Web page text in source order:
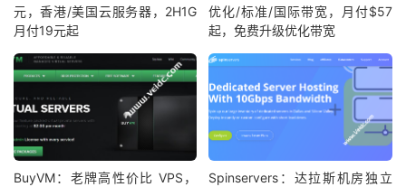
元，香港/美国云服务器，2H1G
月付19元起
优化/标准/国际带宽，月付$57
起，免费升级优化带宽
BuyVM：老牌高性价比 VPS，
Spinservers：达拉斯机房独立